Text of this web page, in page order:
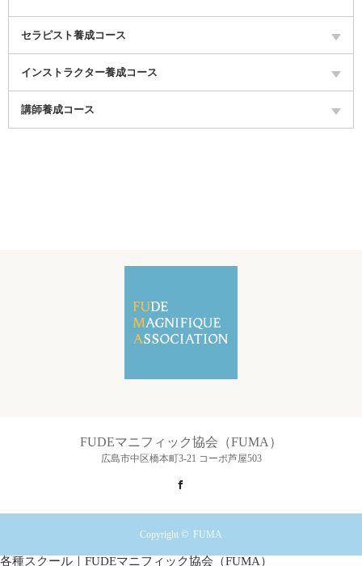
セラピスト養成コース
インストラクター養成コース
講師養成コース
FUDEマニフィック協会（FUMA）
広島市中区橋本町3-21 コーポ芦屋503
Copyright © FUMA
各種スクール｜FUDEマニフィック協会（FUMA）